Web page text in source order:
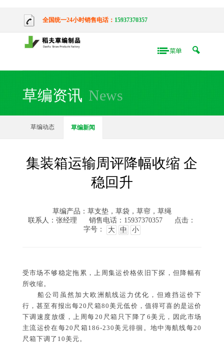
全国统一24小时销售电话： 15937370357
草编资讯 News
草编动态 草编新闻
集装箱运输周评降幅收缩 企
稳回升
草编产品：草支垫，草袋，草帘，草绳
联系人：张经理
销售电话：15937370357
点击：
字号：
大 中 小
受市场不够稳定拖累，上周集运价格依旧下探，但降幅有
所收缩。
船公司虽然加大欧洲航线运力优化，但难挡运价下
行，甚至有报出每20尺箱80美元低价，值得可喜的是运价
下调速度放缓，上 周每20尺箱只下降了6美元，因此市场
主流运价在每20尺箱186-230美元徘徊。地中海航线每20
尺箱下调了10美元。